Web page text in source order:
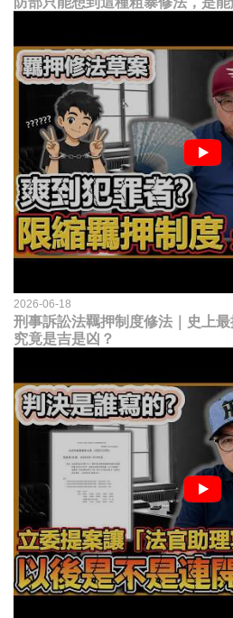
2026-06-18
刑事訴訟法羈押制度修法｜史上
究竟是吉是凶？